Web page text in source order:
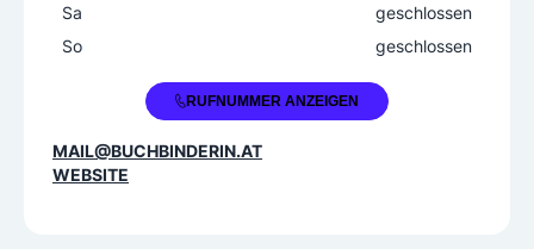
Sa
geschlossen
So
geschlossen
+43 1 4057942RUFNUMMER ANZEIGEN
MAIL@BUCHBINDERIN.AT
WEBSITE